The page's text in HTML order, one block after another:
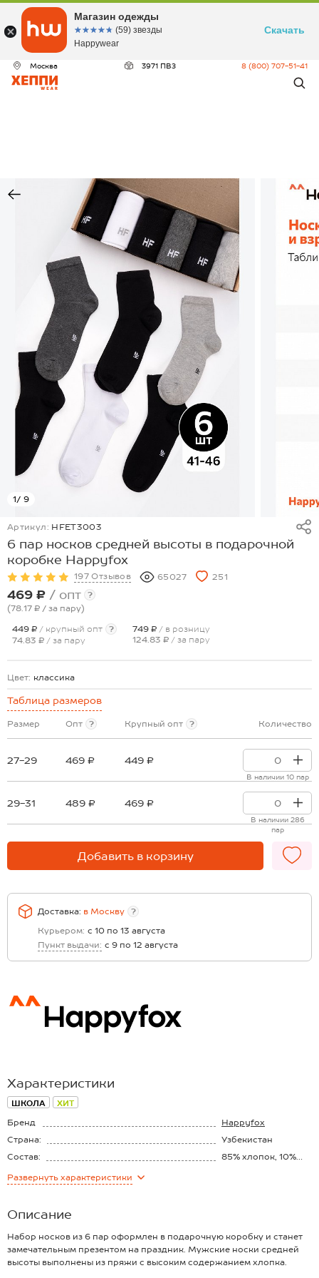
Москва 3971 ПВЗ 8 (800) 707-51-41
1/ 9
Артикул: HFET3003
6 пар носков средней высоты в подарочной
коробке Happyfox
197 Отзывов 65027 251
469 ₽ / опт
?
(78.17 ₽ / за пару)
449 ₽ / крупный опт
?
74.83 ₽ / за пару
749 ₽ / в розницу
124.83 ₽ / за пару
Цвет: классика
Таблица размеров
Размер Опт ? Крупный опт ? Количество
27-29 469 ₽ 449 ₽
В наличии 10 пар
29-31 489 ₽ 469 ₽
В наличии 286
пар
Добавить в корзину
Доставка: в Москву
?
Курьером: с 10 по 13 августа
Пункт выдачи: с 9 по 12 августа
Характеристики
ШКОЛА ХИТ
Бренд
Happyfox
Страна:
Узбекистан
Состав:
85% хлопок, 10%
Развернуть характеристики
Описание
Набор носков из 6 пар оформлен в подарочную коробку и станет
замечательным презентом на праздник. Мужские носки средней
высоты выполнены из пряжи с высоким содержанием хлопка.
Магазин одежды
☆☆☆☆☆
★★★★★ (59) звезды
Happywear
Скачать